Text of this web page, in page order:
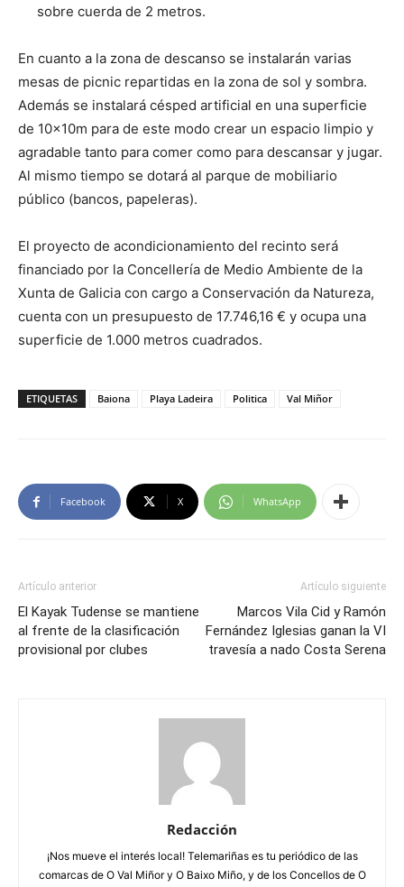
sobre cuerda de 2 metros.
En cuanto a la zona de descanso se instalarán varias
mesas de picnic repartidas en la zona de sol y sombra.
Además se instalará césped artificial en una superficie
de 10x10m para de este modo crear un espacio limpio y
agradable tanto para comer como para descansar y jugar.
Al mismo tiempo se dotará al parque de mobiliario
público (bancos, papeleras).
El proyecto de acondicionamiento del recinto será
financiado por la Concellería de Medio Ambiente de la
Xunta de Galicia con cargo a Conservación da Natureza,
cuenta con un presupuesto de 17.746,16 € y ocupa una
superficie de 1.000 metros cuadrados.
ETIQUETAS Baiona Playa Ladeira Politica Val Miñor
Facebook X WhatsApp
Artículo anterior
El Kayak Tudense se mantiene
al frente de la clasificación
provisional por clubes
Artículo siguiente
Marcos Vila Cid y Ramón
Fernández Iglesias ganan la VI
travesía a nado Costa Serena
Redacción
¡Nos mueve el interés local! Telemariñas es tu periódico de las
comarcas de O Val Miñor y O Baixo Miño, y de los Concellos de O